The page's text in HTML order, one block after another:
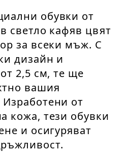
обувки от
светло кафяв цвят
за всеки мъж. С
дизайн и
2,5 см, те ще
вашия
от
кожа, тези обувки
и осигуряват